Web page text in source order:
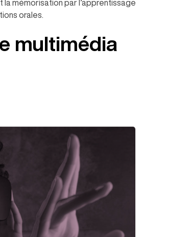
la mémorisation par l’apprentissage
orales.
multimédia